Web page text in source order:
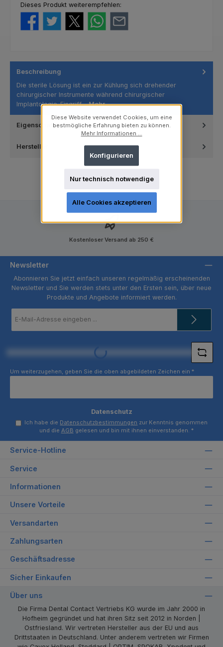
Dieses Produkt weiterempfehlen:
Beschreibung
Die sterile Lösung ist ein zur Kühlung sich drehender
chirurgischer Instrumente während chirurgischer
Implantologie-Eingriff…Mehr
Eigenschaften
Hersteller
Kostenloser Versand ab 250 €
Newsletter
Abonnieren Sie jetzt einfach unseren regelmäßig erscheinenden
Newsletter und Sie werden stets unter den Ersten sein, über neue
Produkte und Angebote informiert werden.
Mail-
Loading...
Um weiterzugehen, geben Sie die oben abgebildeten Zeichen ein *
Datenschutz
Ich habe die Datenschutzbestimmungen zur Kenntnis genommen
und die AGB gelesen und bin mit ihnen einverstanden. *
Service-Hotline
Service
Informationen
Unsere Vorteile
Versandarten
Zahlungsarten
Geschäftsadresse
Sicher Einkaufen
Über uns
Die Firma Dental Contact Vertriebs KG wurde im Jahr 2000 in
Hofheim gegründet und hat ihren Sitz seit 2012 in Norden |
Ostfriesland. Wir vertreten Hersteller aus der EU und aus
Drittstaaten in Deutschland. Unter anderem vertreten wir Firmen
Diese Website verwendet Cookies, um eine
bestmögliche Erfahrung bieten zu können.
Mehr Informationen ...
Nur technisch notwendige
Konfigurieren
Alle Cookies akzeptieren